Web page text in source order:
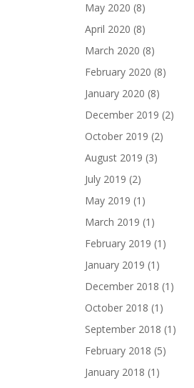
May 2020 (8)
April 2020 (8)
March 2020 (8)
February 2020 (8)
January 2020 (8)
December 2019 (2)
October 2019 (2)
August 2019 (3)
July 2019 (2)
May 2019 (1)
March 2019 (1)
February 2019 (1)
January 2019 (1)
December 2018 (1)
October 2018 (1)
September 2018 (1)
February 2018 (5)
January 2018 (1)